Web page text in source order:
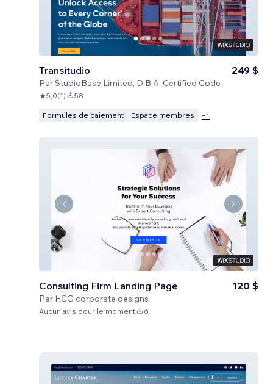
Transitudio
ParStudioBase Limited, D.B.A. Certified Code
249 $
5,0(1) 58
Formules de paiement Espace membres +1
Consulting Firm Landing Page
Par HCG corporate designs
120 $
Aucun avis pour le moment 6